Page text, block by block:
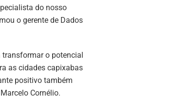
do nosso
o gerente de Dados
transformar o potencial
as cidades capixabas
positivo também
Cornélio.